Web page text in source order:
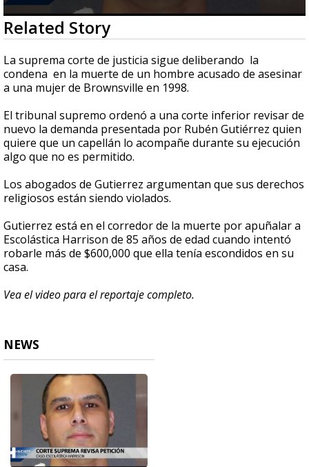
0
seconds
of
37
seconds
Related Story
La suprema corte de justicia sigue deliberando la
condena en la muerte de un hombre acusado de asesinar
a una mujer de Brownsville en 1998.
El tribunal supremo ordenó a una corte inferior revisar de
nuevo la demanda presentada por Rubén Gutiérrez quien
quiere que un capellán lo acompañe durante su ejecución
algo que no es permitido.
Los abogados de Gutierrez argumentan que sus derechos
religiosos están siendo violados.
Gutierrez está en el corredor de la muerte por apuñalar a
Escolástica Harrison de 85 años de edad cuando intentó
robarle más de $600,000 que ella tenía escondidos en su
casa.
Vea el video para el reportaje completo.
NEWS